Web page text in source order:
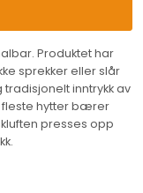
Produktet har
sprekker eller slår
inntrykk av
fleste hytter bærer
presses opp